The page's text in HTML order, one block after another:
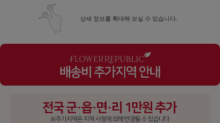
상세 정보를 확대해 보실 수 있습니다.